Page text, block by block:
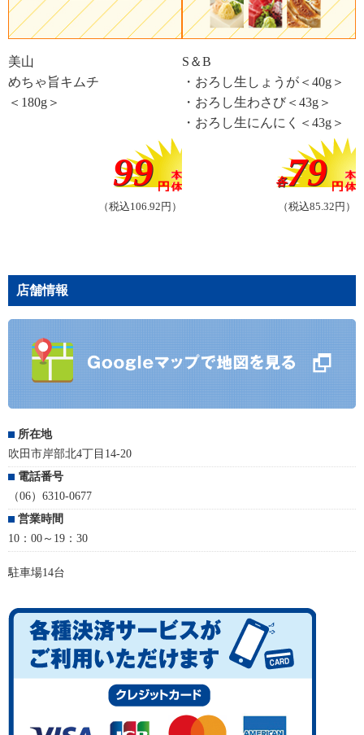
美山
めちゃ旨キムチ
＜180g＞
99
（税込106.92円）
S＆B
・おろし生しょうが＜40g＞
・おろし生わさび＜43g＞
・おろし生にんにく＜43g＞
各79
（税込85.32円）
店舗情報
所在地
吹田市岸部北4丁目14-20
電話番号
（06）6310-0677
営業時間
10：00～19：30
駐車場14台